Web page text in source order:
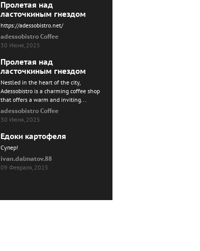
Пролетая над
ласточкиным гнездом
https://adessobistro.net/
adessobistro Coffee
30 Июня, 2025
Пролетая над
ласточкиным гнездом
Nestled in the heart of the city,
Adessobistro is a charming coffee shop
that offers a warm and inviting...
adessobistro Coffee
30 Июня, 2025
Едоки картофеля
Cупер!
ivan.dalmatov.88
09 Февраля, 2025